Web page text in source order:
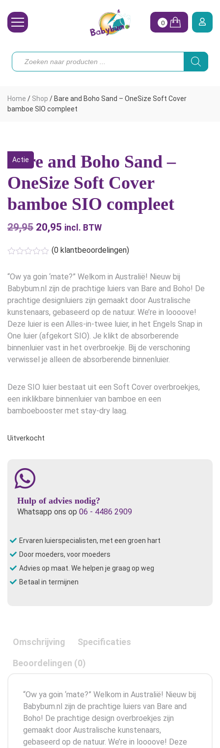
Toebehoren
Vrouw
Onze merken
Hoe begin ik?
0
Producten
zoeken
Home / Shop / Bare and Boho Sand – OneSize Soft Cover
bamboe SIO compleet
Actie
Bare and Boho Sand –
OneSize Soft Cover
bamboe SIO compleet
29,95 Oorspronkelijke
was:
€29,95.
20,95 Huidige
€20,95.
incl. BTW
(0 klantbeoordelingen)
“Ow ya goin ‘mate?” Welkom in Australië! Nieuw bij
Babybum.nl zijn de prachtige luiers van Bare and Boho! De
prachtige designluiers zijn gemaakt door Australische
kunstenaars, gebaseerd op de natuur. We’re in loooove!
Deze luier is een Alles-in-twee luier, in het Engels Snap in
One luier (afgekort SIO). Je klikt de absorberende
binnenluier vast in het overbroekje. Bij de verschoning
verwissel je alleen de absorberende binnenluier.
Deze SIO luier bestaat uit een Soft Cover overbroekjes,
een inklikbare binnenluier van bamboe en een
bamboebooster met stay-dry laag.
Uitverkocht
Hulp of advies nodig?
Whatsapp ons op 06 - 4486 2909
Ervaren luierspecialisten, met een groen hart
Door moeders, voor moeders
Advies op maat. We helpen je graag op weg
Betaal in termijnen
Omschrijving Specificaties
Beoordelingen (0)
“Ow ya goin ‘mate?” Welkom in Australië! Nieuw bij
Babybum.nl zijn de prachtige luiers van Bare and
Boho! De prachtige design overbroekjes zijn
gemaakt door Australische kunstenaars,
gebaseerd op de natuur. We’re in loooove! Deze